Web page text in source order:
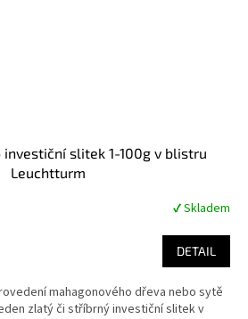
slitek 1-100g v blistru
Leuchtturm
✔ Skladem
DETAIL
mahagonového dřeva nebo sytě
zlatý či stříbrný investiční slitek v